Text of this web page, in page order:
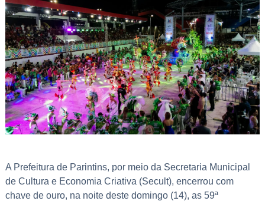
A Prefeitura de Parintins, por meio da Secretaria Municipal
de Cultura e Economia Criativa (Secult), encerrou com
chave de ouro, na noite deste domingo (14), as 59ª